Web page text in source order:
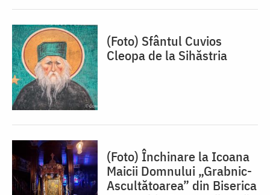
(Foto) Sfântul Cuvios
Cleopa de la Sihăstria
(Foto) Închinare la Icoana
Maicii Domnului „Grabnic-
Ascultătoarea” din Biserica